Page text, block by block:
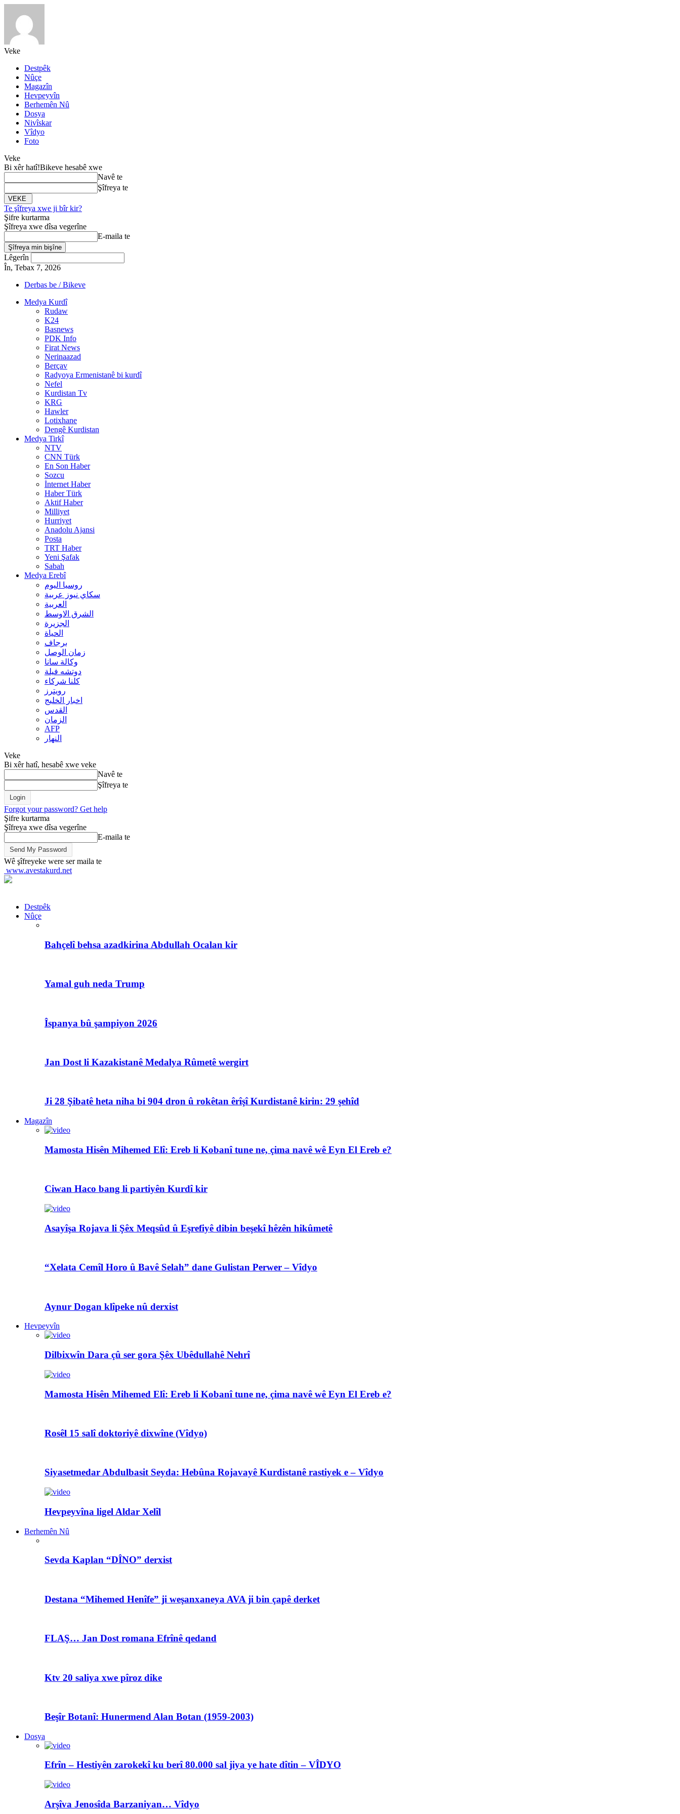
Veke
Destpêk
Nûçe
Magazîn
Hevpeyvîn
Berhemên Nû
Dosya
Nivîskar
Vîdyo
Foto
Veke
Bi xêr hatî!Bikeve hesabê xwe
Navê te
Şîfreya te
Te şîfreya xwe ji bîr kir?
Şifre kurtarma
Şîfreya xwe dîsa vegerîne
E-maila te
Lêgerîn
În, Tebax 7, 2026
Derbas be / Bikeve
Medya Kurdî
Rudaw
K24
Basnews
PDK Info
Firat News
Nerinaazad
Berçav
Radyoya Ermenistanê bi kurdî
Nefel
Kurdistan Tv
KRG
Hawler
Lotixhane
Dengê Kurdistan
Medya Tirkî
NTV
CNN Türk
En Son Haber
Sozcu
İnternet Haber
Haber Türk
Aktif Haber
Milliyet
Hurriyet
Anadolu Ajansi
Posta
TRT Haber
Yeni Şafak
Sabah
Medya Erebî
روسیا الیوم
سكاي نيوز عربية
العربية
الشرق الاوسط
الجزيرة
الحیاة
برجاف
زمان الوصل
وکالة سانا
دوتشه فیلة
کلنا شرکاء
رويترز
اخبار الخلیج
القدس
الزمان
AFP
النهار
Veke
Bi xêr hatî, hesabê xwe veke
Navê te
Şîfreya te
Forgot your password? Get help
Şifre kurtarma
Şîfreya xwe dîsa vegerîne
E-maila te
Wê şîfreyeke were ser maila te
www.avestakurd.net
Destpêk
Nûçe
Bahçelî behsa azadkirina Abdullah Ocalan kir
Yamal guh neda Trump
Îspanya bû şampiyon 2026
Jan Dost li Kazakistanê Medalya Rûmetê wergirt
Ji 28 Şibatê heta niha bi 904 dron û rokêtan êrîşî Kurdistanê kirin: 29 şehîd
Magazîn
Mamosta Hisên Mihemed Elî: Ereb li Kobanî tune ne, çima navê wê Eyn El Ereb e?
Ciwan Haco bang li partiyên Kurdî kir
Asayîşa Rojava li Şêx Meqsûd û Eşrefiyê dibin beşekî hêzên hikûmetê
“Xelata Cemîl Horo û Bavê Selah” dane Gulistan Perwer – Vîdyo
Aynur Dogan klîpeke nû derxist
Hevpeyvîn
Dilbixwîn Dara çû ser gora Şêx Ubêdullahê Nehrî
Mamosta Hisên Mihemed Elî: Ereb li Kobanî tune ne, çima navê wê Eyn El Ereb e?
Rosêl 15 salî doktoriyê dixwîne (Vîdyo)
Siyasetmedar Abdulbasit Seyda: Hebûna Rojavayê Kurdistanê rastiyek e – Vîdyo
Hevpeyvîna ligel Aldar Xelîl
Berhemên Nû
Sevda Kaplan “DÎNO” derxist
Destana “Mihemed Henîfe” ji weşanxaneya AVA ji bin çapê derket
FLAŞ… Jan Dost romana Efrînê qedand
Ktv 20 saliya xwe pîroz dike
Beşîr Botanî: Hunermend Alan Botan (1959-2003)
Dosya
Efrîn – Hestiyên zarokekî ku berî 80.000 sal jiya ye hate dîtin – VÎDYO
Arşîva Jenosîda Barzaniyan… Vîdyo